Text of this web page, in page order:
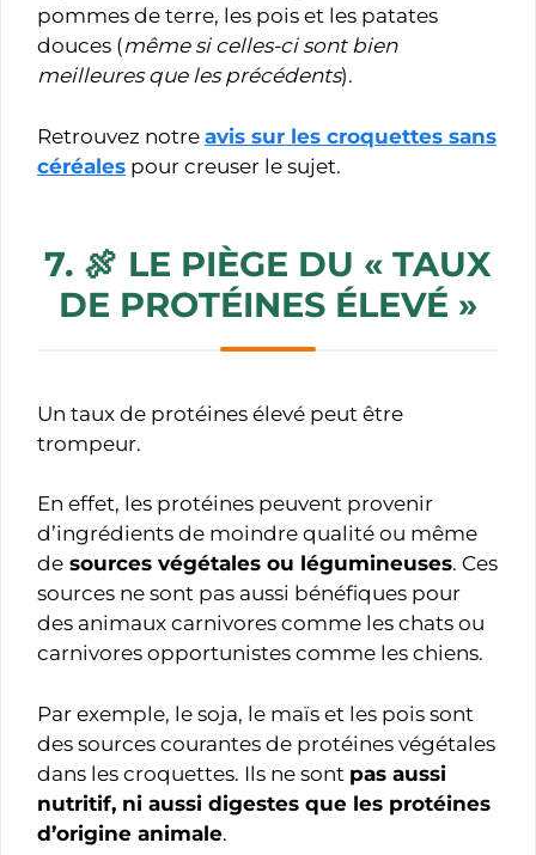
pommes de terre, les pois et les patates
douces (même si celles-ci sont bien
meilleures que les précédents).
Retrouvez notre avis sur les croquettes sans
céréales pour creuser le sujet.
7. 🍖 LE PIÈGE DU « TAUX
DE PROTÉINES ÉLEVÉ »
Un taux de protéines élevé peut être
trompeur.
En effet, les protéines peuvent provenir
d’ingrédients de moindre qualité ou même
de sources végétales ou légumineuses. Ces
sources ne sont pas aussi bénéfiques pour
des animaux carnivores comme les chats ou
carnivores opportunistes comme les chiens.
Par exemple, le soja, le maïs et les pois sont
des sources courantes de protéines végétales
dans les croquettes. Ils ne sont pas aussi
nutritif, ni aussi digestes que les protéines
d’origine animale.